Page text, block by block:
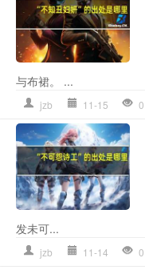
与布裙。 ...
jzb 11-15 0
发未可...
jzb 11-14 0